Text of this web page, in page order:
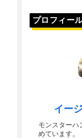
プロフィー
イー
モンスターハ
めています。